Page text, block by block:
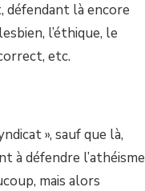
défendant là encore
l’éthique, le
etc.
», sauf que là,
à défendre l’athéisme
mais alors